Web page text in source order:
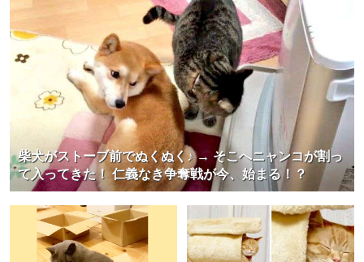
柴犬がストーブ前でぬくぬく♪ → そこへニャンコが割っ
て入ってきた！ 仁義なき争奪戦が今、始まる！？